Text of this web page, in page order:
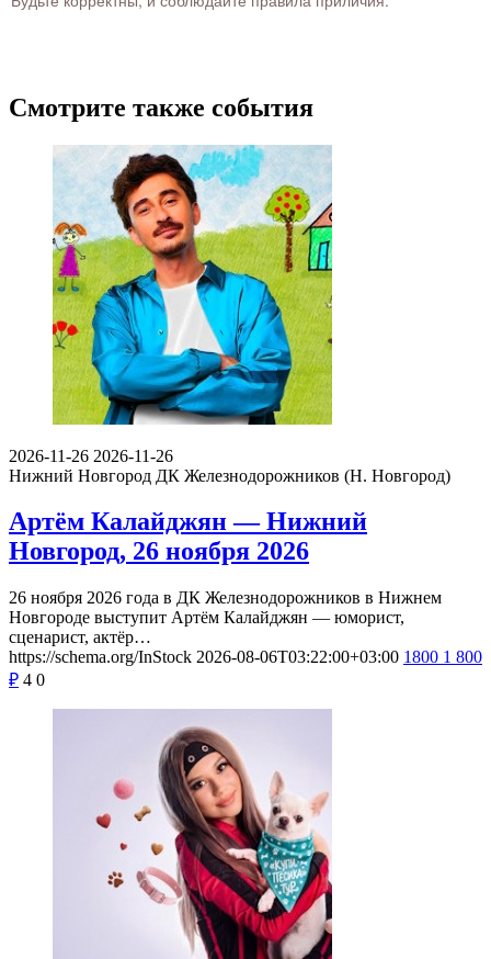
Смотрите также события
2026-11-26 2026-11-26
Нижний Новгород ДК Железнодорожников (Н. Новгород)
Артём Калайджян — Нижний
Новгород, 26 ноября 2026
26 ноября 2026 года в ДК Железнодорожников в Нижнем
Новгороде выступит Артём Калайджян — юморист,
сценарист, актёр…
https://schema.org/InStock 2026-08-06T03:22:00+03:00 1800 1 800
₽ 4 0